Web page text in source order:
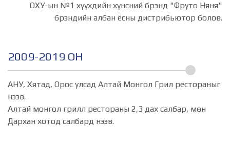
ОХУ-ын №1 хүүхдийн хүнсний брэнд "Фруто Няня"
брэндийн албан ёсны дистрибьютор болов.
2009-2019 ОН
АНУ, Хятад, Орос улсад Алтай Монгол Грил рестораныг
нээв.
Алтай монгол грилл рестораны 2,3 дах салбар, мөн
Дархан хотод салбард нээв.